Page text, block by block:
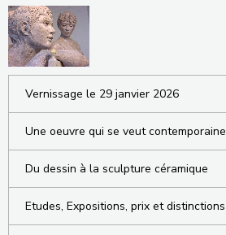
Vernissage le 29 janvier 2026
Une oeuvre qui se veut contemporaine
Du dessin à la sculpture céramique
Etudes, Expositions, prix et distinctions